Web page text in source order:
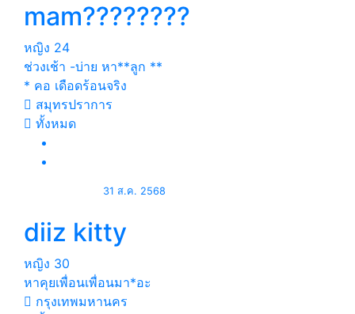
mam????????
หญิง 24
ช่วงเช้า -บ่าย หา**ลูก **
* คอ เดือดร้อนจริง
สมุทรปราการ
ทั้งหมด
31 ส.ค. 2568
diiz kitty
หญิง 30
หาคุย​เพื่อน​เพื่อน​มา*อะ
กรุงเทพมหานคร